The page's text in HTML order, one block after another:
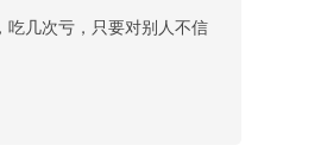
吃几次亏，只要对别人不信